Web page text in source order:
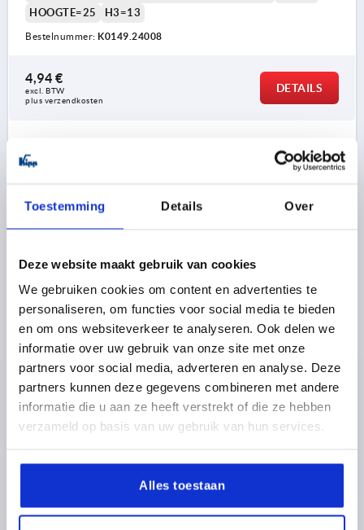
Toestemming Details Over
Deze website maakt gebruik van cookies
We gebruiken cookies om content en advertenties te
personaliseren, om functies voor social media te bieden
en om ons websiteverkeer te analyseren. Ook delen we
informatie over uw gebruik van onze site met onze
partners voor social media, adverteren en analyse. Deze
partners kunnen deze gegevens combineren met andere
informatie die u aan ze heeft verstrekt of die ze hebben
verzameld op basis van uw gebruik van hun services.
Alles toestaan
HOOGTE=25
H3=13
Bestelnummer: K0149.24008
4,94 €
excl. BTW
plus verzendkosten
DETAILS
STERGREEP OVEREENKOMSTIG DIN6336, D=10,
D1=50, H=32, VORM:B MET DOORGAANDE BORING,
ALUMINIUM GLADGESLEPEN
BORING=10 BUITENDIAMETER=50
VORM=B
OPPERVLAK BASISLICHAAM=GLADGESLEPEN
D2=18
HOOGTE=32
H3=17
Bestelnummer: K0149.25010
excl. BTW
DETAILS